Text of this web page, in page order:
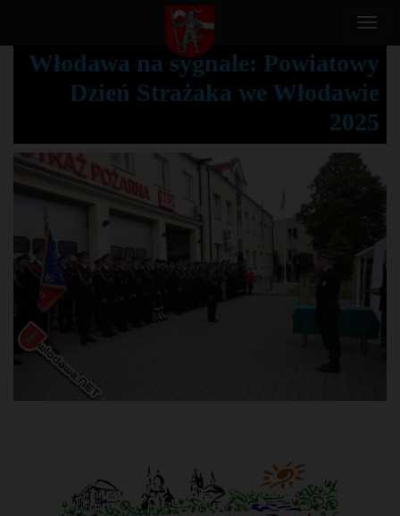
T
g
g
l
e
a
g
i
Włodawa na sygnale: Powiatowy
Dzień Strażaka we Włodawie
2025